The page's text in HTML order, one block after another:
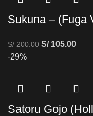
Sukuna – (Fuga
S/200.00 S/105.00
-29%
Satoru Gojo